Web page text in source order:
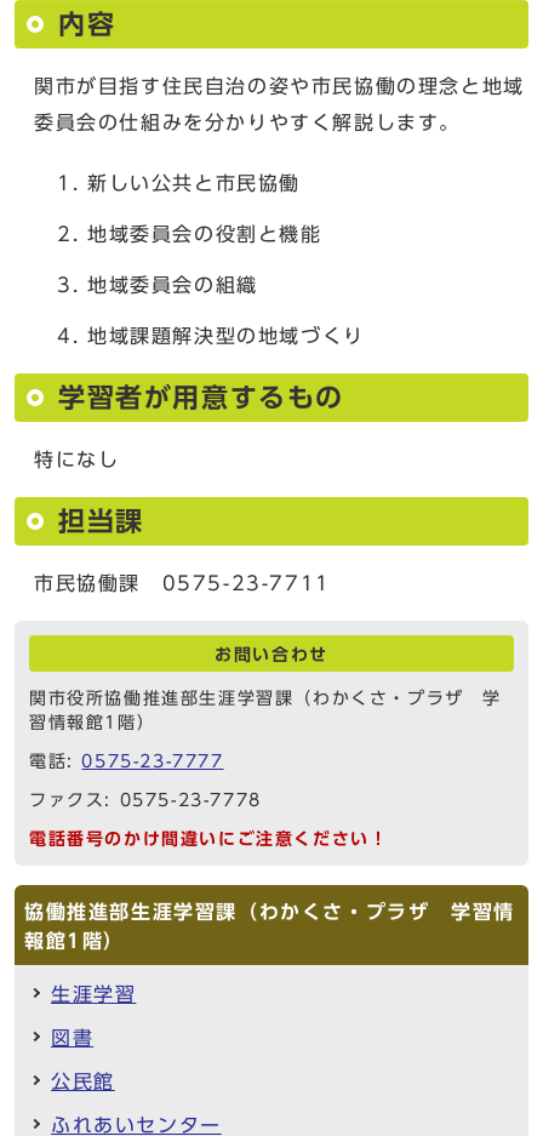
内容
関市が目指す住民自治の姿や市民協働の理念と地域
委員会の仕組みを分かりやすく解説します。
新しい公共と市民協働
地域委員会の役割と機能
地域委員会の組織
地域課題解決型の地域づくり
学習者が用意するもの
特になし
担当課
市民協働課 0575-23-7711
お問い合わせ
関市役所協働推進部生涯学習課（わかくさ・プラザ 学
習情報館1階）
電話:0575-23-7777
ファクス: 0575-23-7778
電話番号のかけ間違いにご注意ください！
協働推進部生涯学習課（わかくさ・プラザ 学習情
報館1階）
生涯学習
図書
公民館
ふれあいセンター